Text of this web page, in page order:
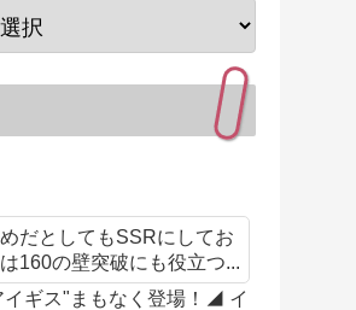
だとしてもSSRにしてお
160の壁突破にも役立つ...
ギス"まもなく登場！◢ イ